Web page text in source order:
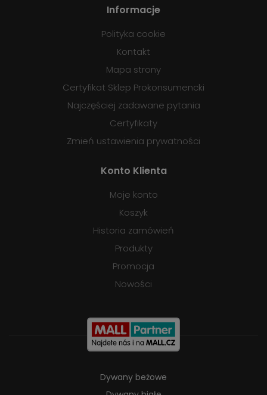
Informacje
Polityka cookie
Kontakt
Mapa strony
Certyfikat Sklep Prokonsumencki
Najczęściej zadawane pytania
Certyfikaty
Zmień ustawienia prywatności
Konto Klienta
Moje konto
Koszyk
Historia zamówień
Produkty
Promocja
Nowości
Dywany beżowe